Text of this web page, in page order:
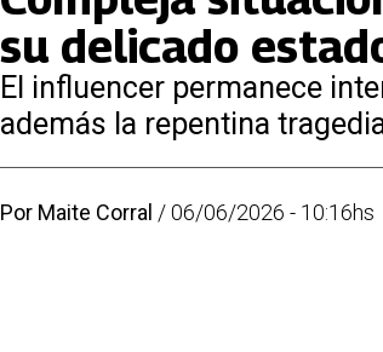
su delicado
El influencer permanece
además la repentina
Por Maite Corral /06/06/2026 - 10:16hs